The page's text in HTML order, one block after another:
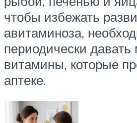
чтобы избежать
авитаминоза,
периодически
витамины, которые
аптеке.